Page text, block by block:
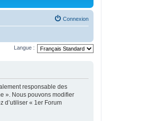
Connexion
Langue :
responsable des
». Nous pouvons modifier
d’utiliser « 1er Forum